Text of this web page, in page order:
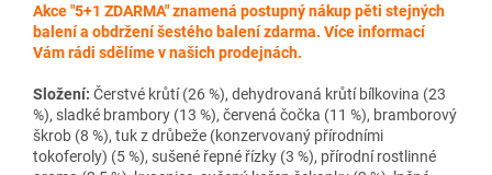
Akce "5+1 ZDARMA" znamená postupný nákup pěti stejných
balení a obdržení šestého balení zdarma. Více informací
Vám rádi sdělíme v našich prodejnách.
Složení: Čerstvé krůtí (26 %), dehydrovaná krůtí bílkovina (23
%), sladké brambory (13 %), červená čočka (11 %), bramborový
škrob (8 %), tuk z drůbeže (konzervovaný přírodními
tokoferoly) (5 %), sušené řepné řízky (3 %), přírodní rostlinné